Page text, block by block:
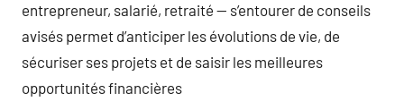
entrepreneur, salarié, retraité — s’entourer de conseils
avisés permet d’anticiper les évolutions de vie, de
sécuriser ses projets et de saisir les meilleures
opportunités financières